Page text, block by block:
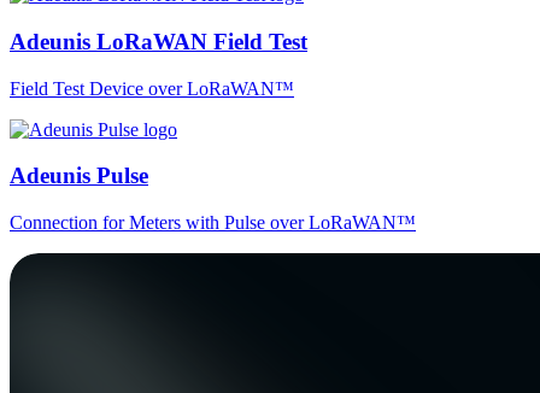
Adeunis LoRaWAN Field Test
Field Test Device over LoRaWAN™
Adeunis Pulse
Connection for Meters with Pulse over LoRaWAN™